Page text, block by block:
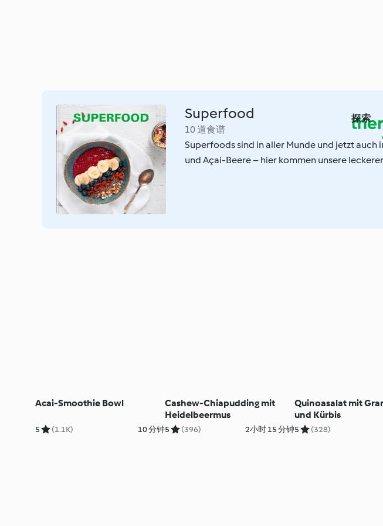
探索
Superfood
10 道食谱
Superfoods sind in aller Munde und jetzt auch
und Açai-Beere – hier kommen unsere
Acai-Smoothie Bowl
5 (1.1K) 10 分钟
Cashew-Chiapudding mit
Heidelbeermus
5 (396) 2小时 15 分钟
Quinoasalat mit
und Kürbis
5 (328)